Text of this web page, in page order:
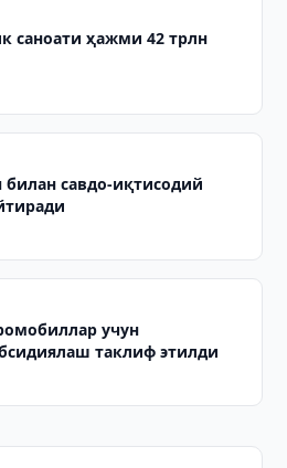
саноати ҳажми 42 трлн
савдо-иқтисодий
учун
таклиф этилди